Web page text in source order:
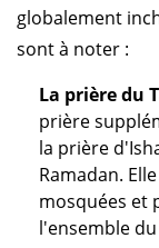
globalement
sont à noter :
La prière du
prière
la prière
Ramadan.
mosquées et
l'ensemble